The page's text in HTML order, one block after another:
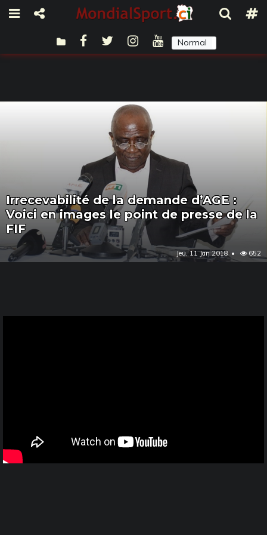
Normal
Irrecevabilité de la demande d’AGE :
Voici en images le point de presse de la
FIF
Jeu, 11 Jan 2018 652